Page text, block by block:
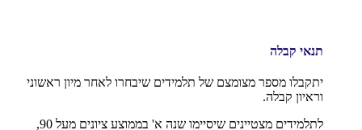
תנאי קבלה
יתקבלו מספר מצומצם של תלמידים שיבחרו לאחר מיון ראשוני
וראיון קבלה.
לתלמידים מצטיינים שיסיימו שנה א' בממוצע ציונים מעל 90,